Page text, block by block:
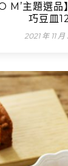
M’主題選
巧豆皿
2021 年 11